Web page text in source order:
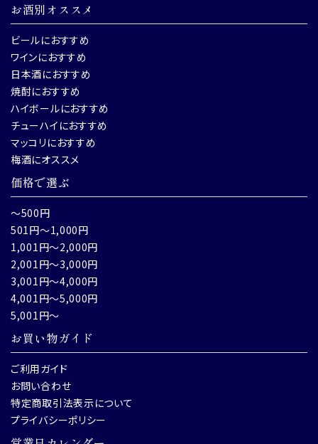
お酒別オススメ
ビールにおすすめ
ワインにおすすめ
日本酒におすすめ
焼酎におすすめ
ハイボールにおすすめ
チューハイにおすすめ
マッコリにおすすめ
梅酒にオススメ
価格で選ぶ
～500円
501円～1,000円
1,001円～2,000円
2,001円～3,000円
3,001円～4,000円
4,001円～5,000円
5,001円～
お買い物ガイド
ご利用ガイド
お問い合わせ
特定商取引法表示について
プライバシーポリシー